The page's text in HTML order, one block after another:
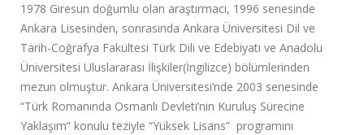
1978 Giresun doğumlu olan araştırmacı, 1996 senesinde
Ankara Lisesinden, sonrasında Ankara Üniversitesi Dil ve
Tarih-Coğrafya Fakültesi Türk Dili ve Edebiyatı ve Anadolu
Üniversitesi Uluslararası İlişkiler(İngilizce) bölümlerinden
mezun olmuştur. Ankara Üniversitesi’nde 2003 senesinde
“Türk Romanında Osmanlı Devleti’nin Kuruluş Sürecine
Yaklaşım” konulu teziyle “Yüksek Lisans” programını